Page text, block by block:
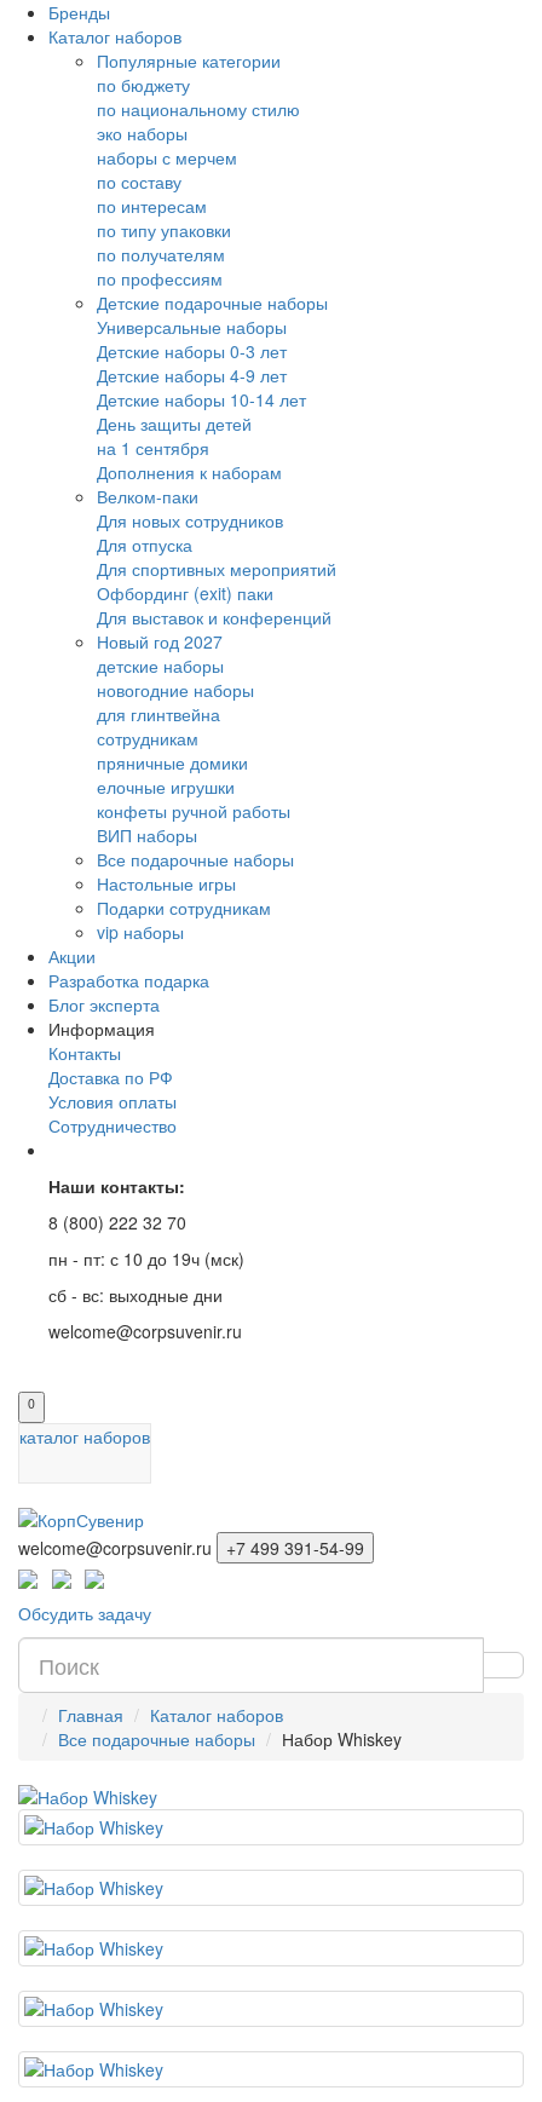
Бренды
Каталог наборов
Популярные категории
по бюджету
по национальному стилю
эко наборы
наборы с мерчем
по составу
по интересам
по типу упаковки
по получателям
по профессиям
Детские подарочные наборы
Универсальные наборы
Детские наборы 0-3 лет
Детские наборы 4-9 лет
Детские наборы 10-14 лет
День защиты детей
на 1 сентября
Дополнения к наборам
Велком-паки
Для новых сотрудников
Для отпуска
Для спортивных мероприятий
Офбординг (exit) паки
Для выставок и конференций
Новый год 2027
детские наборы
новогодние наборы
для глинтвейна
сотрудникам
пряничные домики
елочные игрушки
конфеты ручной работы
ВИП наборы
Все подарочные наборы
Настольные игры
Подарки сотрудникам
vip наборы
Акции
Разработка подарка
Блог эксперта
Информация
Контакты
Доставка по РФ
Условия оплаты
Сотрудничество
Наши контакты:
8 (800) 222 32 70
пн - пт: с 10 до 19ч (мск)
сб - вс: выходные дни
welcome@corpsuvenir.ru
0
каталог наборов
welcome@corpsuvenir.ru +7 499 391-54-99
Обсудить задачу
Главная
Каталог наборов
Все подарочные наборы
Набор Whiskey